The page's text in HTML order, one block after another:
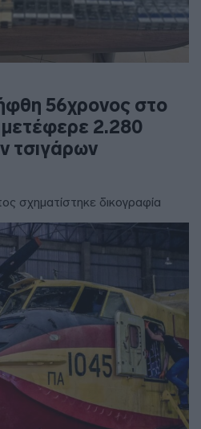
56χρονος στο
2.280
τσιγάρων
σχηματίστηκε δικογραφία